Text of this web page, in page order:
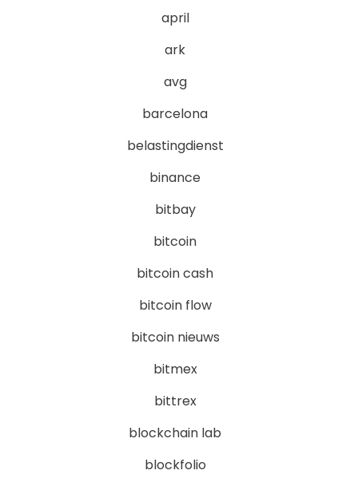
april
ark
avg
barcelona
belastingdienst
binance
bitbay
bitcoin
bitcoin cash
bitcoin flow
bitcoin nieuws
bitmex
bittrex
blockchain lab
blockfolio